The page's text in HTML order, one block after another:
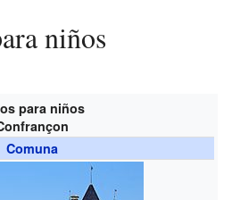
niños
para niños
Comuna